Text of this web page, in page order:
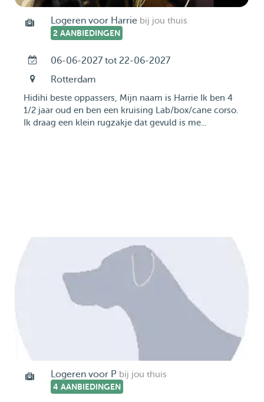
Logeren voor Harrie bij jou thuis
2 AANBIEDINGEN
06-06-2027 tot 22-06-2027
Rotterdam
Hidihi beste oppassers, Mijn naam is Harrie Ik ben 4
1/2 jaar oud en ben een kruising Lab/box/cane corso.
Ik draag een klein rugzakje dat gevuld is me...
Logeren voor P bij jou thuis
4 AANBIEDINGEN